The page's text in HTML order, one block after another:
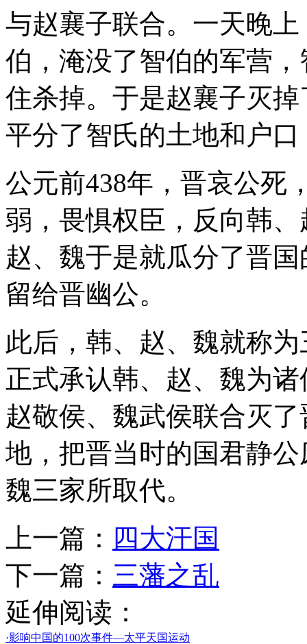
与赵襄子联合。一天晚
伯，淹没了智伯的军营
住杀掉。于是赵襄子灭
平分了智氏的土地和户
公元前438年，晋哀公死
弱，畏惧权臣，反向韩
赵、魏于是就瓜分了晋
留给晋幽公。
此后，韩、赵、魏就称
正式承认韩、赵、魏为
赵敬侯、魏武侯联合灭
地，把晋当时的国君静
魏三家所取代。
上一篇： 四大汗国
下一篇： 三藩之乱
延伸阅读：
·影响中国的100次事件—太平天国运动